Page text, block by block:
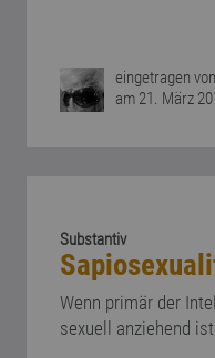
eingetragen von
am 21. März
Substantiv
Wenn primär der
sexuell anziehend